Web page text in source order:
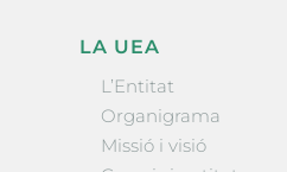
LA UEA
L’Entitat
Organigrama
Missió i visió